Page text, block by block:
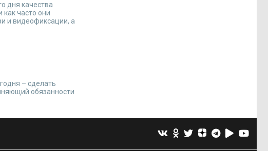
дня качества
часто они
и видеофиксации, а
– сделать
обязанности